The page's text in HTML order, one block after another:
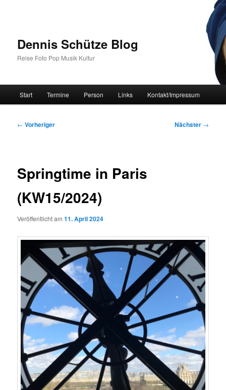
Dennis Schütze Blog
Reise Foto Pop Musik Kultur
Start Termine Person Links Kontakt/Impressum
Beitragsnavigation
← Vorheriger Nächster →
Springtime in Paris
(KW15/2024)
Veröffentlicht am11. April 2024